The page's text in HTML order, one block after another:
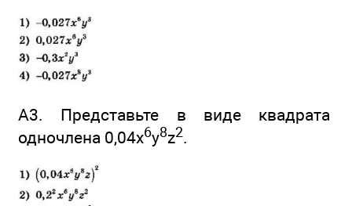
А3. Представьте в виде квадрата
одночлена 0,04x6y8z2.